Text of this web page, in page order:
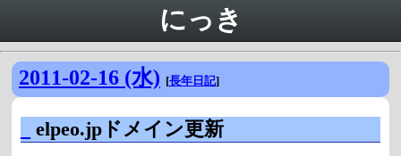
にっき
2011-02-16 (水) [長年日記]
elpeo.jpドメイン更新